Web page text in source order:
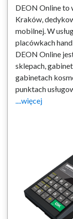
DEON Online to
Kraków,
mobilnej. W
placówkach
DEON Online
sklepach,
gabinetach
punktach
....więcej